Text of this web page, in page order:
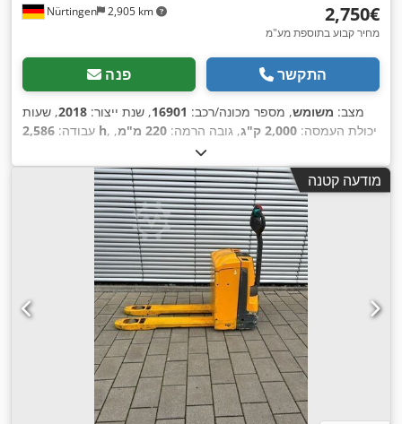
Nürtingen 2,905 km ‏2,750 ‏€
מחיר קבוע בתוספת מע"מ
פנה התקשר
מצב: משומש, מספר מכונה/רכב: 16901, שנת ייצור: 2018, שעות
עבודה: 2,586 h , יכולת העמסה: 2,000 ק"ג , גובה הרמה: 220 מ"מ
,
, סוג דלק:
בנייה:1,300 מ"מ , מתח סוללה: 24 V , אורך המזלג:1,150 מ"מ
,
משקל כולל:, מודעה קטנה